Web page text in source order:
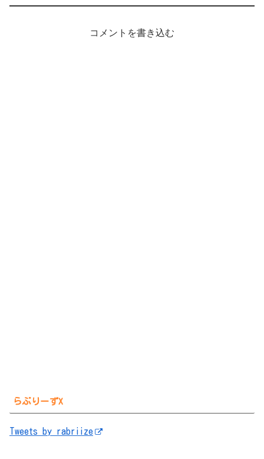
コメントを書き込む
らぶりーずX
Tweets by rabriize